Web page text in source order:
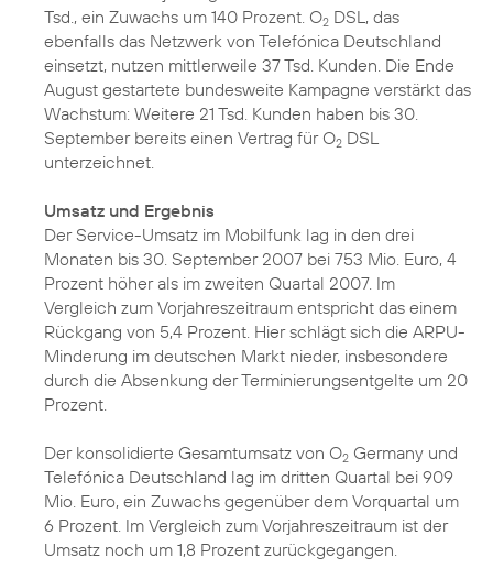
Tsd., ein Zuwachs um 140 Prozent. O2 DSL, das
ebenfalls das Netzwerk von Telefónica Deutschland
einsetzt, nutzen mittlerweile 37 Tsd. Kunden. Die Ende
August gestartete bundesweite Kampagne verstärkt das
Wachstum: Weitere 21 Tsd. Kunden haben bis 30.
September bereits einen Vertrag für O2 DSL
unterzeichnet.
Umsatz und Ergebnis
Der Service-Umsatz im Mobilfunk lag in den drei
Monaten bis 30. September 2007 bei 753 Mio. Euro, 4
Prozent höher als im zweiten Quartal 2007. Im
Vergleich zum Vorjahreszeitraum entspricht das einem
Rückgang von 5,4 Prozent. Hier schlägt sich die ARPU-
Minderung im deutschen Markt nieder, insbesondere
durch die Absenkung der Terminierungsentgelte um 20
Prozent.
Der konsolidierte Gesamtumsatz von O2 Germany und
Telefónica Deutschland lag im dritten Quartal bei 909
Mio. Euro, ein Zuwachs gegenüber dem Vorquartal um
6 Prozent. Im Vergleich zum Vorjahreszeitraum ist der
Umsatz noch um 1,8 Prozent zurückgegangen.